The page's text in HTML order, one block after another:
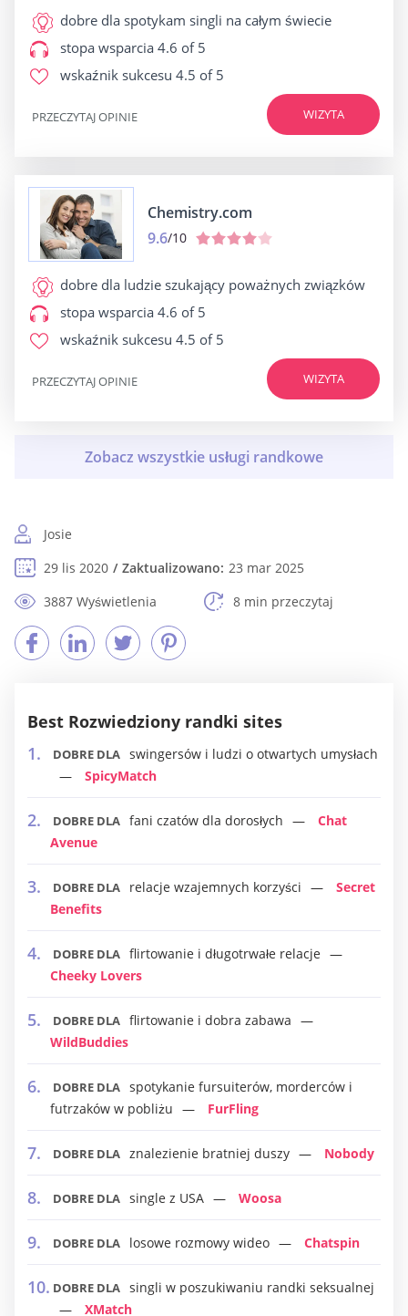
dobre dla spotykam singli na całym świecie
stopa wsparcia 4.6 of 5
wskaźnik sukcesu 4.5 of 5
WIZYTA
PRZECZYTAJ OPINIE
Chemistry.com
9.6/10
dobre dla ludzie szukający poważnych związków
stopa wsparcia 4.6 of 5
wskaźnik sukcesu 4.5 of 5
WIZYTA
PRZECZYTAJ OPINIE
Josie
29 lis 2020
Zaktualizowano: 23 mar 2025
3887 Wyświetlenia
8 min przeczytaj
Best Rozwiedziony randki sites
DOBRE DLA swingersów i ludzi o otwartych umysłach
SpicyMatch
DOBRE DLA fani czatów dla dorosłych
Chat
Avenue
DOBRE DLA relacje wzajemnych korzyści
Secret
Benefits
DOBRE DLA flirtowanie i długotrwałe relacje
Cheeky Lovers
DOBRE DLA flirtowanie i dobra zabawa
WildBuddies
DOBRE DLA spotykanie fursuiterów, morderców i
futrzaków w pobliżu
FurFling
DOBRE DLA znalezienie bratniej duszy Nobody
DOBRE DLA single z USA Woosa
DOBRE DLA losowe rozmowy wideo Chatspin
DOBRE DLA singli w poszukiwaniu randki seksualnej
XMatch